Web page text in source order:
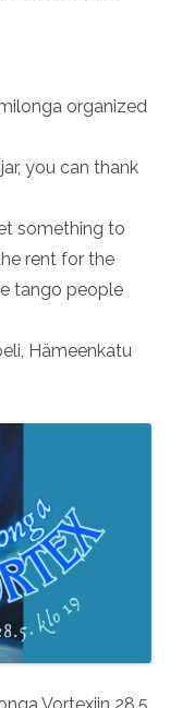
organized
you can thank
something to
rent for the
tango people
Hämeenkatu